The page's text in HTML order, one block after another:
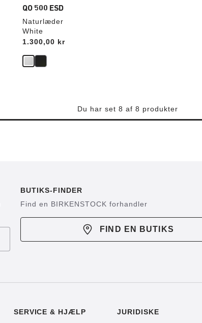
QO 500 ESD
Naturlæder
White
Price:
1.300,00 kr
Du har set 8 af 8 produkter
BUTIKS-FINDER
Find en BIRKENSTOCK forhandler
FIND EN BUTIKS
SERVICE & HJÆLP JURIDISKE